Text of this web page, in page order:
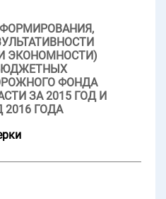
ЭКОНОМНОСТИ)
ФОНДА
ЗА 2015 ГОД И
ГОДА